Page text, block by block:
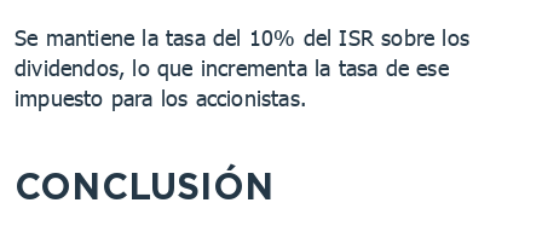
Se mantiene la tasa del 10% del ISR sobre los
dividendos, lo que incrementa la tasa de ese
impuesto para los accionistas.
CONCLUSIÓN